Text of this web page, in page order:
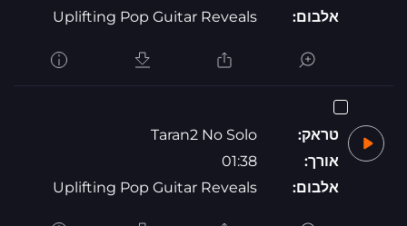
אלבום:
Uplifting Pop Guitar Reveals
טראק:
Taran2 No Solo
אורך:
01:38
אלבום:
Uplifting Pop Guitar Reveals